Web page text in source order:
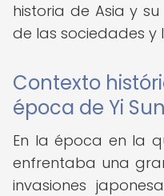
historia de Asia y
de las sociedades y
Contexto
época de Yi
En la época en la
enfrentaba una
invasiones